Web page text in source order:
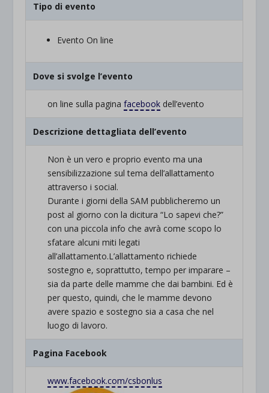
Tipo di evento
Evento On line
Dove si svolge l’evento
on line sulla paginafacebook dell’evento
Descrizione dettagliata dell’evento
Non è un vero e proprio evento ma una
sensibilizzazione sul tema dell’allattamento
attraverso i social.
Durante i giorni della SAM pubblicheremo un
post al giorno con la dicitura “Lo sapevi che?”
con una piccola info che avrà come scopo lo
sfatare alcuni miti legati
all’allattamento.L’allattamento richiede
sostegno e, soprattutto, tempo per imparare –
sia da parte delle mamme che dai bambini. Ed è
per questo, quindi, che le mamme devono
avere spazio e sostegno sia a casa che nel
luogo di lavoro.
Pagina Facebook
www.facebook.com/csbonlus